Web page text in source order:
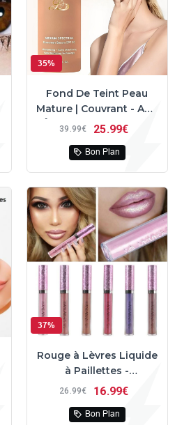
35%
Fond De Teint Peau
Mature | Couvrant - Anti
Âge - SPF50 - Lissant
39 99€ 25 99€
Bon Plan
37%
Rouge à Lèvres Liquide
à Paillettes -
HandaiYan™
26 99€ 16 99€
Bon Plan